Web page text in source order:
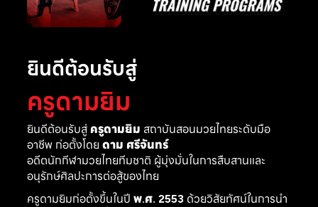
ยินดีต้อนรับสู่
ครูดามยิม
ยินดีต้อนรับสู่ ครูดามยิม สถาบันสอนมวยไทยระดับมือ
อาชีพ ก่อตั้งโดย ดาม ศรีจันทร์
อดีตนักกีฬามวยไทยทีมชาติ ผู้มุ่งมั่นในการสืบสานและ
อนุรักษ์ศิลปะการต่อสู้ของไทย
ครูดามยิมก่อตั้งขึ้นในปี พ.ศ. 2553ด้วยวิสัยทัศน์ในการนำ